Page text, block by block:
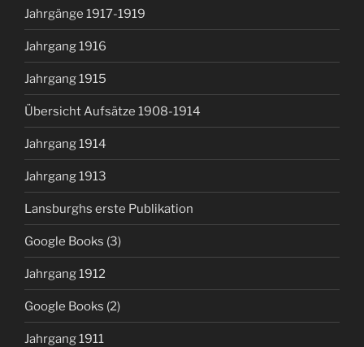
Jahrgänge 1917-1919
Jahrgang 1916
Jahrgang 1915
Übersicht Aufsätze 1908-1914
Jahrgang 1914
Jahrgang 1913
Lansburghs erste Publikation
Google Books (3)
Jahrgang 1912
Google Books (2)
Jahrgang 1911